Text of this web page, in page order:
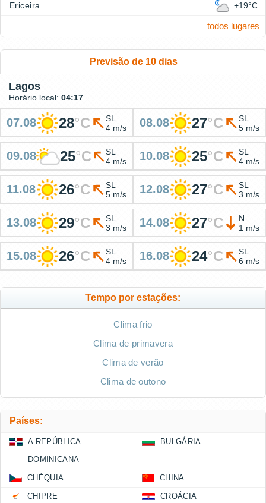
Ericeira +19°C
todos lugares
Previsão de 10 dias
Lagos
Horário local: 04:17
07.08 28°C
SL
4 m/s
08.08 27°C
SL
5 m/s
09.08 25°C
SL
4 m/s
10.08 25°C
SL
4 m/s
11.08 26°C
SL
5 m/s
12.08 27°C
SL
3 m/s
13.08 29°C
SL
3 m/s
14.08 27°C
N
1 m/s
15.08 26°C
SL
4 m/s
16.08 24°C
SL
6 m/s
Tempo por estações:
Clima frio
Clima de primavera
Clima de verão
Clima de outono
Países:
A REPÚBLICA
DOMINICANA
BULGÁRIA
CHÉQUIA CHINA
CHIPRE CROÁCIA